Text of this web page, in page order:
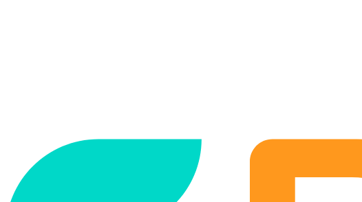
frontpage